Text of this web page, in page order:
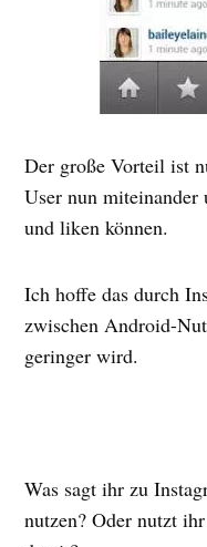
Der große Vorteil ist
User nun miteinander
und liken können.
Ich hoffe das durch
zwischen Android-
geringer wird.
Was sagt ihr zu
nutzen? Oder nutzt